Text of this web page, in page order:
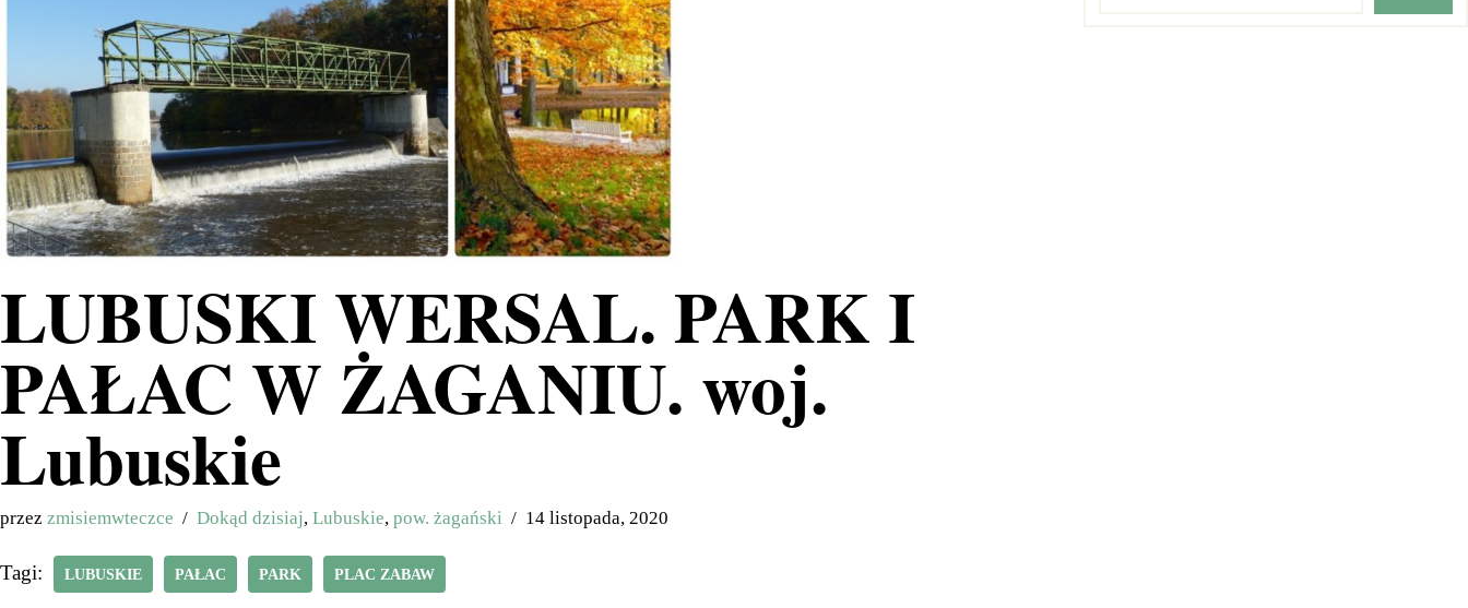
LUBUSKI WERSAL. PARK I
PAŁAC W ŻAGANIU. woj.
Lubuskie
przez zmisiemwteczce Dokąd dzisiaj, Lubuskie, pow. żagański 14 listopada, 2020
Tagi: LUBUSKIE PAŁAC PARK PLAC ZABAW